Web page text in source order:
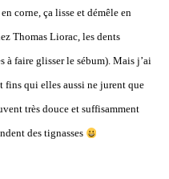
corne, ça lisse et démêle en
Thomas Liorac, les dents
à faire glisser le sébum). Mais j’ai
qui elles aussi ne jurent que
très douce et suffisamment
des tignasses